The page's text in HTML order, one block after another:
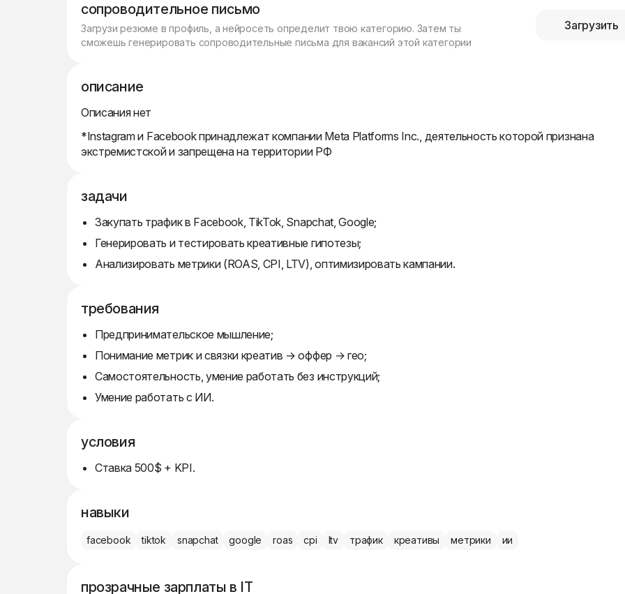
сопроводительное письмо
Загрузи резюме в профиль, а нейросеть определит твою категорию. Затем ты
сможешь генерировать сопроводительные письма для вакансий этой категории
Загрузить
описание
Описания нет
*Instagram и Facebook принадлежат компании Meta Platforms Inc., деятельность которой признана
экстремистской и запрещена на территории РФ
задачи
Закупать трафик в Facebook, TikTok, Snapchat, Google;
Генерировать и тестировать креативные гипотезы;
Анализировать метрики (ROAS, CPI, LTV), оптимизировать кампании.
требования
Предпринимательское мышление;
Понимание метрик и связки креатив → оффер → гео;
Самостоятельность, умение работать без инструкций;
Умение работать с ИИ.
условия
Ставка 500$ + KPI.
навыки
facebook tiktok snapchat google roas cpi ltv трафик креативы метрики ии
прозрачные зарплаты в IT